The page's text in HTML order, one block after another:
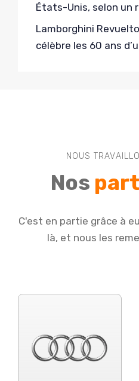
États-Unis, selon un
Lamborghini
célèbre les 60 ans
NOUS
Nos
C'est en partie grâce à
là, et nous les